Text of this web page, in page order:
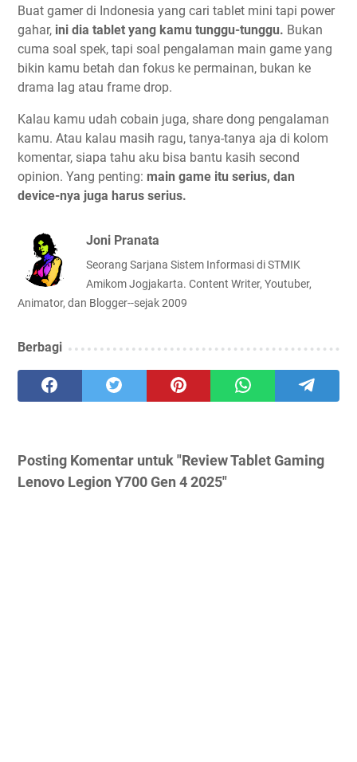
Buat gamer di Indonesia yang cari tablet mini tapi power
gahar, ini dia tablet yang kamu tunggu-tunggu. Bukan
cuma soal spek, tapi soal pengalaman main game yang
bikin kamu betah dan fokus ke permainan, bukan ke
drama lag atau frame drop.
Kalau kamu udah cobain juga, share dong pengalaman
kamu. Atau kalau masih ragu, tanya-tanya aja di kolom
komentar, siapa tahu aku bisa bantu kasih second
opinion. Yang penting: main game itu serius, dan
device-nya juga harus serius.
Joni Pranata
Seorang Sarjana Sistem Informasi di STMIK
Amikom Jogjakarta. Content Writer, Youtuber,
Animator, dan Blogger--sejak 2009
Berbagi
Posting Komentar untuk "Review Tablet Gaming
Lenovo Legion Y700 Gen 4 2025"